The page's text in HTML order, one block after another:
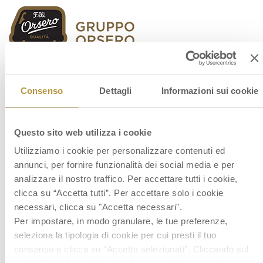
Consenso Dettagli Informazioni sui cookie
Questo sito web utilizza i cookie
Utilizziamo i cookie per personalizzare contenuti ed
annunci, per fornire funzionalità dei social media e per
analizzare il nostro traffico. Per accettare tutti i cookie,
clicca su “Accetta tutti”. Per accettare solo i cookie
necessari, clicca su "Accetta necessari".
Per impostare, in modo granulare, le tue preferenze,
seleziona la tipologia di cookie per cui presti il tuo
consenso e clicca su “Accetta selezionati”. Cliccando sul